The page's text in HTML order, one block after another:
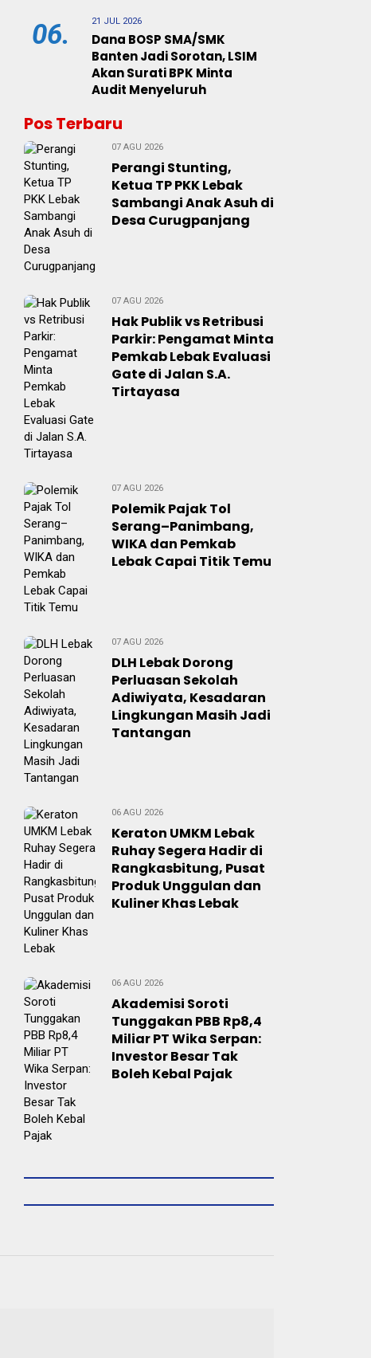
06. 21 JUL 2026
Dana BOSP SMA/SMK
Banten Jadi Sorotan, LSIM
Akan Surati BPK Minta
Audit Menyeluruh
Pos Terbaru
07 AGU 2026
Perangi Stunting,
Ketua TP PKK Lebak
Sambangi Anak Asuh di
Desa Curugpanjang
07 AGU 2026
Hak Publik vs Retribusi
Parkir: Pengamat Minta
Pemkab Lebak Evaluasi
Gate di Jalan S.A.
Tirtayasa
07 AGU 2026
Polemik Pajak Tol
Serang–Panimbang,
WIKA dan Pemkab
Lebak Capai Titik Temu
07 AGU 2026
DLH Lebak Dorong
Perluasan Sekolah
Adiwiyata, Kesadaran
Lingkungan Masih Jadi
Tantangan
06 AGU 2026
Keraton UMKM Lebak
Ruhay Segera Hadir di
Rangkasbitung, Pusat
Produk Unggulan dan
Kuliner Khas Lebak
06 AGU 2026
Akademisi Soroti
Tunggakan PBB Rp8,4
Miliar PT Wika Serpan:
Investor Besar Tak
Boleh Kebal Pajak